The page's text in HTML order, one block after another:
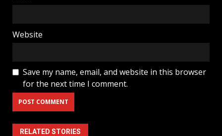
Website
Save my name, email, and website in this browser
for the next time I comment.
RELATED STORIES